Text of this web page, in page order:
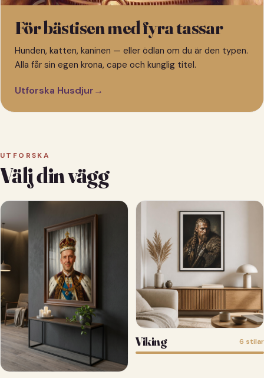
För bästisen med fyra tassar
Hunden, katten, kaninen — eller ödlan om du är den typen.
Alla får sin egen krona, cape och kunglig titel.
Utforska Husdjur→
UTFORSKA
Välj din vägg
Viking 6 stilar